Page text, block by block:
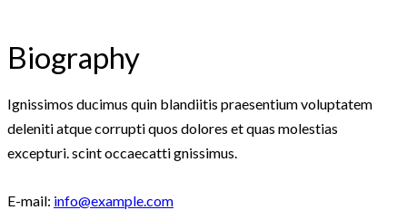
Biography
Ignissimos ducimus quin blandiitis praesentium voluptatem
deleniti atque corrupti quos dolores et quas molestias
excepturi. scint occaecatti gnissimus.
E-mail: info@example.com